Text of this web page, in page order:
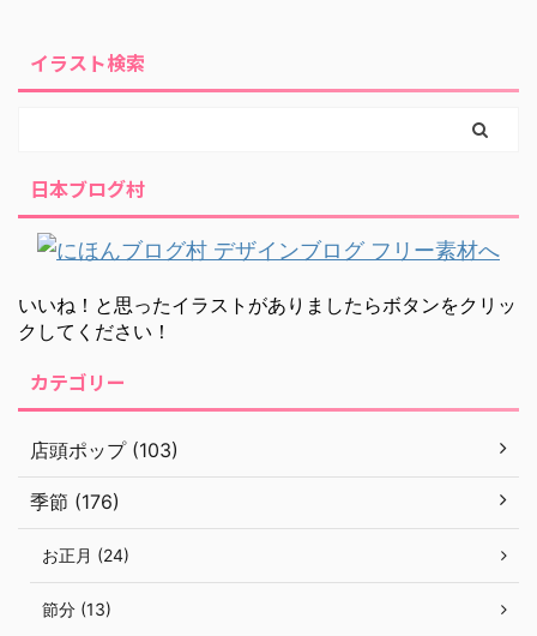
イラスト検索
日本ブログ村
いいね！と思ったイラストがありましたらボタンをクリッ
クしてください！
カテゴリー
店頭ポップ (103)
季節 (176)
お正月 (24)
節分 (13)